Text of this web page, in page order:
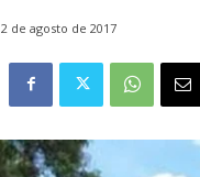
2 de agosto de 2017